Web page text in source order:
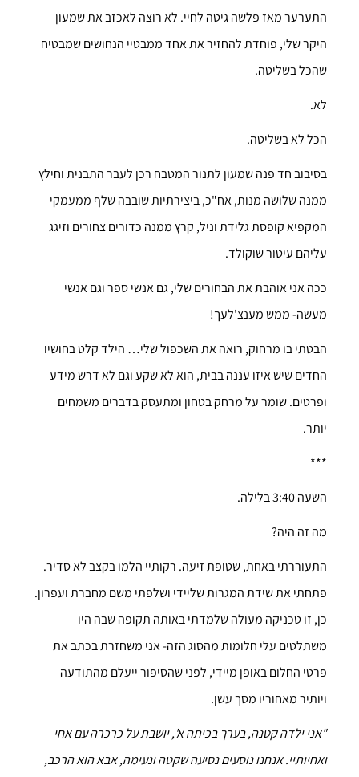
התערער מאז פלשה גיטה לחיי. לא רוצה לאכזב את שמעון
היקר שלי, פוחדת להחזיר את אחד ממבטיי הנחושים שמבטיח
שהכל בשליטה.
לא.
הכל לא בשליטה.
בסיבוב חד פנה שמעון לתנור המטבח רכן לעבר התבנית וחילץ
ממנה שלושה מנות, אח"כ, ביצירתיות שובבה שלף ממעמקי
המקפיא קופסת גלידת וניל, קרץ ממנה כדורים צחורים וזיגג
עליהם עיטור שוקולד.
ככה אני אוהבת את הבחורים שלי, גם אנשי ספר וגם אנשי
מעשה- ממש מענצ'לעך!
הבטתי בו מרחוק, רואה את השכפול שלי… הילד קלט בחושיו
החדים שיש איזו עננה בבית, הוא לא שקע וגם לא דרש מידע
ופרטים. שומר על מרחק בטחון ומתעסק בדברים משמחים
יותר.
***
השעה 3:40 בלילה.
מה זה היה?
התעוררתי באחת, שטופת זיעה. רקותיי הלמו בקצב לא סדיר.
פתחתי את שידת המגרות שליידי ושלפתי משם מחברת ועפרון.
כן, זו טכניקה מעולה שלמדתי באותה תקופה שבה היו
משתלטים עלי חלומות מהסוג הזה- אני משחזרת בכתב את
פרטי החלום באופן מיידי, לפני שהסיפור ייעלם מהתודעה
ויותיר מאחוריו מסך עשן.
"אני ילדה קטנה, בערך בכיתה א', יושבת על כרכרה עם אחי
ואחיותיי. אנחנו נוסעים נסיעה שקטה ונעימה, אבא הוא הרכב,